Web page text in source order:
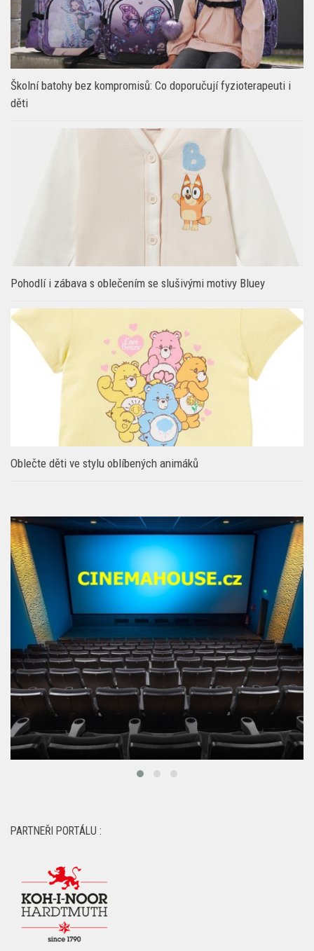
Školní batohy bez kompromisů: Co doporučují fyzioterapeuti i
děti
Pohodlí i zábava s oblečením se slušivými motivy Bluey
Oblečte děti ve stylu oblíbených animáků